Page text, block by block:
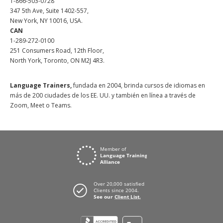
347 5th Ave, Suite 1402-557,
New York, NY 10016, USA.
CAN
1-289-272-0100
251 Consumers Road, 12th Floor,
North York, Toronto, ON M2J 4R3.
Language Trainers,fundada en 2004, brinda cursos de idiomas en
más de 200 ciudades de los EE. UU. y también en línea a través de
Zoom, Meet o Teams.